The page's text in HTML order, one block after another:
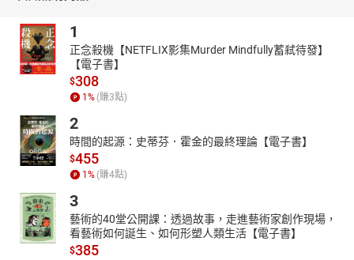
1
正念殺機【NETFLIX影集Murder Mindfully蓄弒待發】
【電子書】
$308
1 % (賺3點)
2
時間的起源：史蒂芬．霍金的最終理論【電子書】
$455
1 % (賺4點)
3
藝術的40堂公開課：透過故事，走進藝術家創作現場，
看藝術如何誕生、如何形塑人類生活【電子書】
$385